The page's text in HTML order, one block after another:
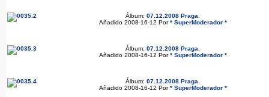
Álbum: 07.12.2008 Praga
Añadido 2008-16-12 Por* SuperModerador *
Álbum: 07.12.2008 Praga
Añadido 2008-16-12 Por* SuperModerador *
Álbum: 07.12.2008 Praga
Añadido 2008-16-12 Por* SuperModerador *